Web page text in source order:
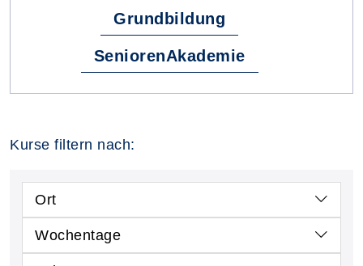
Grundbildung
SeniorenAkademie
Kurse filtern nach:
Ort
Wochentage